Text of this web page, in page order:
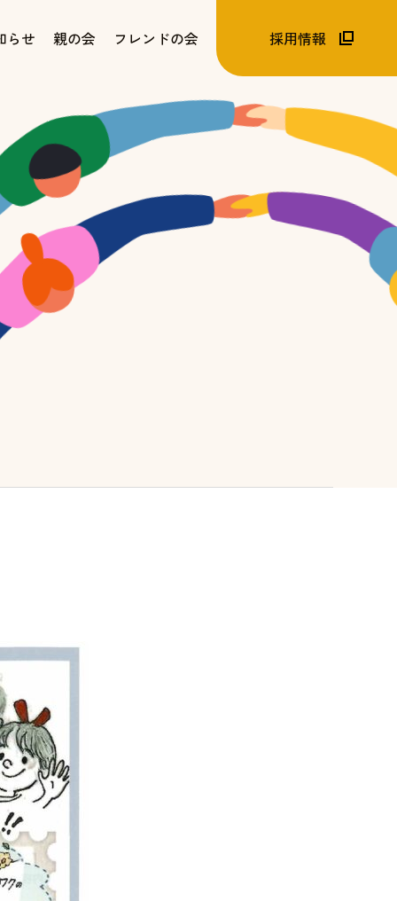
らせ 親の会 フレンドの会 採用情報